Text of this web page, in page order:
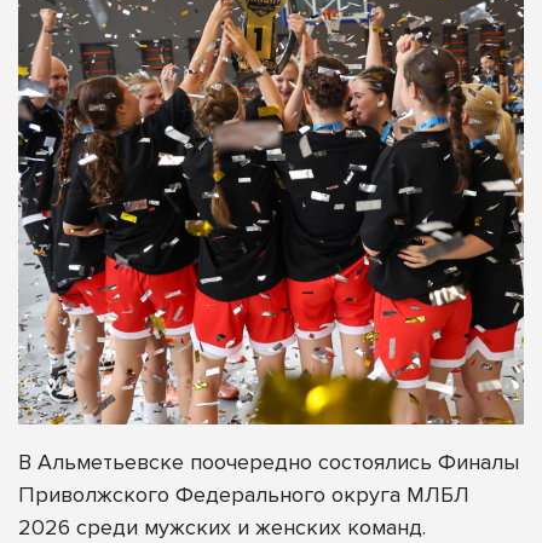
В Альметьевске поочередно состоялись Финалы
Приволжского Федерального округа МЛБЛ
2026 среди мужских и женских команд.